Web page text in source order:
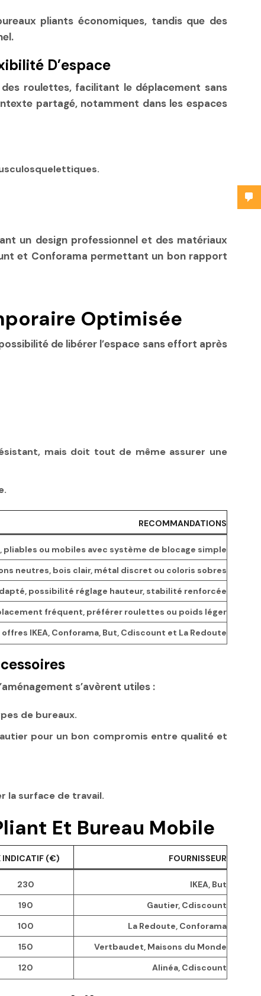
pliants économiques, tandis que des
D’espace
roulettes, facilitant le déplacement sans
partagé, notamment dans les espaces
un design professionnel et des matériaux
et Conforama permettant un bon rapport
Optimisée
de libérer l’espace sans effort après
mais doit tout de même assurer une
RECOMMANDATIONS
pliables ou mobiles avec système de blocage simple
neutres, bois clair, métal discret ou coloris sobres
possibilité réglage hauteur, stabilité renforcée
fréquent, préférer roulettes ou poids léger
IKEA, Conforama, But, Cdiscount et La Redoute
s’avèrent utiles :
de bureaux.
pour un bon compromis entre qualité et
la surface de travail.
Et Bureau Mobile
INDICATIF (€) FOURNISSEUR
230
IKEA, But
190
Gautier, Cdiscount
100
La Redoute, Conforama
150
Vertbaudet, Maisons du Monde
120 Alinéa, Cdiscount